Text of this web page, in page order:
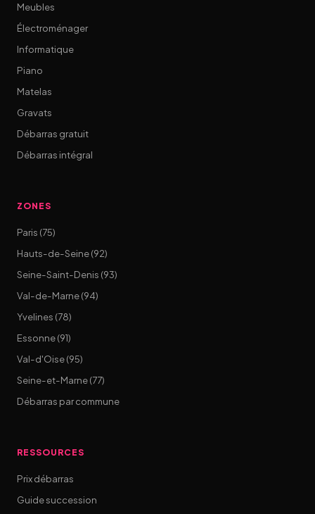
Meubles
Électroménager
Informatique
Piano
Matelas
Gravats
Débarras gratuit
Débarras intégral
ZONES
Paris (75)
Hauts-de-Seine (92)
Seine-Saint-Denis (93)
Val-de-Marne (94)
Yvelines (78)
Essonne (91)
Val-d'Oise (95)
Seine-et-Marne (77)
Débarras par commune
RESSOURCES
Prix débarras
Guide succession